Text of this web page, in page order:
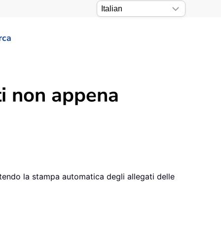
non appena
la stampa automatica degli allegati delle